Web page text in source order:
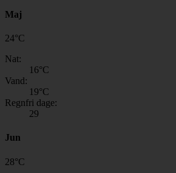
Maj
24°C
Nat:
16°C
Vand:
19°C
Regnfri dage:
29
Jun
28°C